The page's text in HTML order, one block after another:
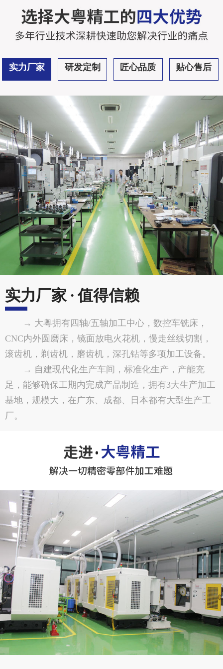
实力厂家 研发定制 匠心品质 贴心售后
实力厂家 · 值得信赖
→ 大粤拥有四轴/五轴加工中心，数控车铣床，
CNC内外圆磨床，镜面放电火花机，慢走丝线切割，
滚齿机，剃齿机，磨齿机，深孔钻等多项加工设备。
→ 自建现代化生产车间，标准化生产，产能充
足，能够确保工期内完成产品制造，拥有3大生产加工
基地，规模大，在广东、成都、日本都有大型生产工
厂。